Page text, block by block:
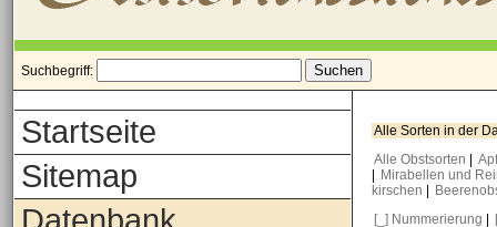
Suchbegriff:
Startseite
Sitemap
Alle Sorten in der
Alle Obstsorten
Mirabellen und
kirschen
[_] Nummerierung